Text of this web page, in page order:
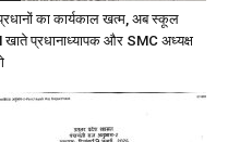
का कार्यकाल खत्म, अब स्कूल
खाते प्रधानाध्यापक और SMC अध्यक्ष